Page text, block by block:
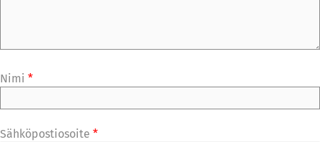
Nimi *
Sähköpostiosoite *